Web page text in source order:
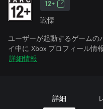
12+
戦慄
ユーザーが起動するゲームの
イ中に Xbox プロフィール情
詳細情報
詳細